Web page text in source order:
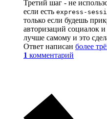
Третий шаг - не
если есть express-
только если будешь
авторизаций социалок
лучше самому и это
Ответ написан более
1 комментарий